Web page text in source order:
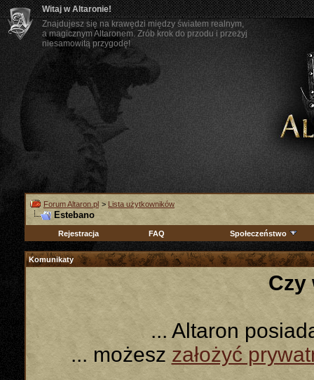
Witaj w Altaronie!
Znajdujesz się na krawędzi między światem realnym,
a magicznym Altaronem. Zrób krok do przodu i przeżyj
niesamowitą przygodę!
Forum Altaron.pl > Lista użytkowników
Estebano
Rejestracja FAQ Społeczeństwo
Komunikaty
Czy
... Altaron
... możeszzałożyć